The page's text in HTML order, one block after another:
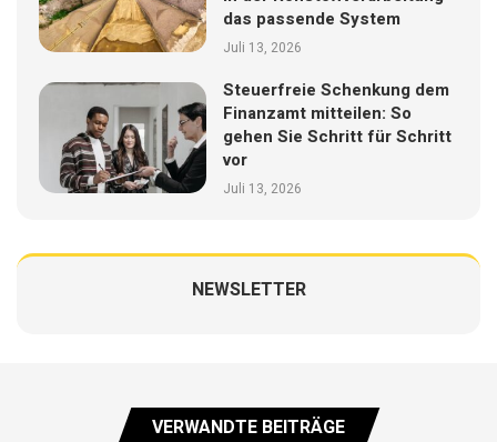
das passende System
Juli 13, 2026
Steuerfreie Schenkung dem
Finanzamt mitteilen: So
gehen Sie Schritt für Schritt
vor
Juli 13, 2026
NEWSLETTER
VERWANDTE BEITRÄGE